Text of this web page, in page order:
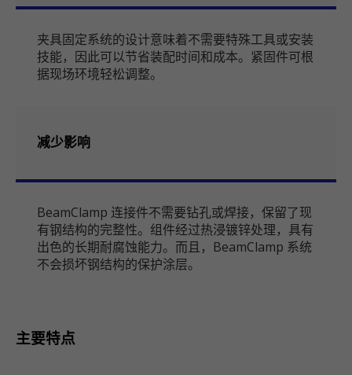
夹具固定系统的设计意味着不需要特殊工具或安装
技能，因此可以节省装配时间和成本。紧固件可根
据现场环境轻松调整。
减少影响
BeamClamp 连接件不需要钻孔或焊接，保留了现
有钢结构的完整性。组件经过热浸镀锌处理，具有
出色的长期耐腐蚀能力。而且，BeamClamp 系统
不会损坏钢结构的保护涂层。
主要特点